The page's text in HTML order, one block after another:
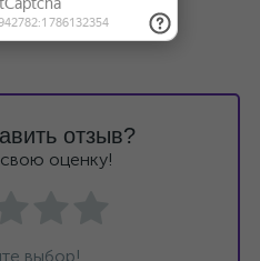
отзыв?
оценку!
выбор!